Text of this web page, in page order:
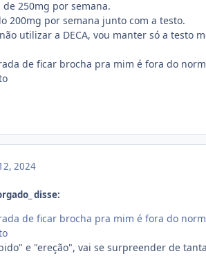
250mg por semana.
200mg por semana junto com a testo.
utilizar a DECA, vou manter só a
de ficar brocha pra mim é fora do
2024
disse:
de ficar brocha pra mim é fora do
e "ereção", vai se surpreender de